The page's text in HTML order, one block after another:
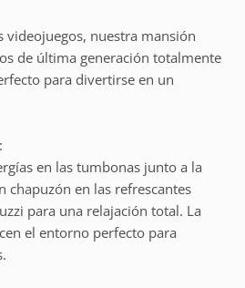
videojuegos, nuestra mansión
de última generación totalmente
para divertirse en un
en las tumbonas junto a la
chapuzón en las refrescantes
para una relajación total. La
el entorno perfecto para